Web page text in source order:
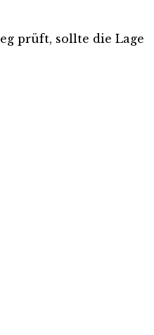
prüft, sollte die Lage